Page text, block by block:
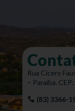
Rua Cícero
– Paraíba.
(83) 3366-